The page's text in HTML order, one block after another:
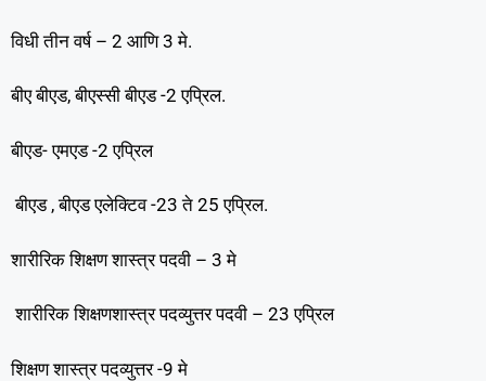
विधी तीन वर्ष – 2 आणि 3 मे.
बीए बीएड, बीएस्सी बीएड -2 एप्रिल.
बीएड- एमएड -2 एप्रिल
बीएड , बीएड एलेक्टिव -23 ते 25 एप्रिल.
शारीरिक शिक्षण शास्त्र पदवी – 3 मे
शारीरिक शिक्षणशास्त्र पदव्युत्तर पदवी – 23 एप्रिल
शिक्षण शास्त्र पदव्युत्तर -9 मे